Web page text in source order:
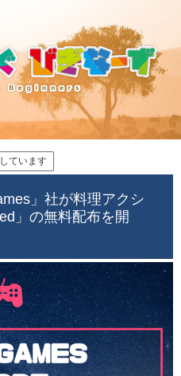
ています
」社が料理アクシ
」の無料配布を開